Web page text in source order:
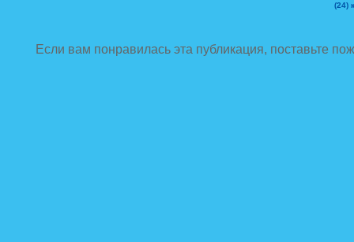
(24)
Если вам понравилась эта публикация, поставьте